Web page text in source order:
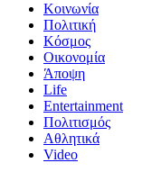
Κοινωνία
Πολιτική
Κόσμος
Οικονομία
Άποψη
Life
Entertainment
Πολιτισμός
Αθλητικά
Video